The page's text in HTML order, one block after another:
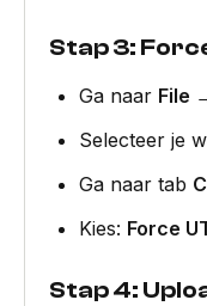
Stap 3:
Ga naar File
Selecteer je
Ga naar tab
Kies: Force
Stap 4: